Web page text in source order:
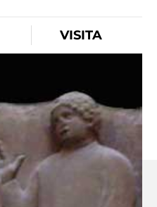
VISITA